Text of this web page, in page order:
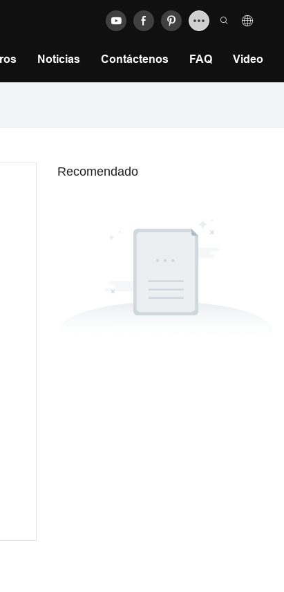
Noticias Contáctenos FAQ Video
Recomendado